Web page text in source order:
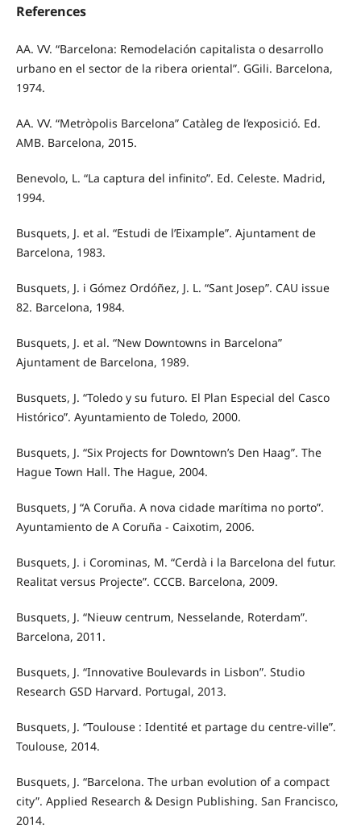
References
AA. VV. “Barcelona: Remodelación capitalista o desarrollo
urbano en el sector de la ribera oriental”. GGili. Barcelona,
1974.
AA. VV. “Metròpolis Barcelona” Catàleg de l’exposició. Ed.
AMB. Barcelona, 2015.
Benevolo, L. “La captura del infinito”. Ed. Celeste. Madrid,
1994.
Busquets, J. et al. “Estudi de l’Eixample”. Ajuntament de
Barcelona, 1983.
Busquets, J. i Gómez Ordóñez, J. L. “Sant Josep”. CAU issue
82. Barcelona, 1984.
Busquets, J. et al. “New Downtowns in Barcelona”
Ajuntament de Barcelona, 1989.
Busquets, J. “Toledo y su futuro. El Plan Especial del Casco
Histórico”. Ayuntamiento de Toledo, 2000.
Busquets, J. “Six Projects for Downtown’s Den Haag”. The
Hague Town Hall. The Hague, 2004.
Busquets, J “A Coruña. A nova cidade marítima no porto”.
Ayuntamiento de A Coruña - Caixotim, 2006.
Busquets, J. i Corominas, M. “Cerdà i la Barcelona del futur.
Realitat versus Projecte”. CCCB. Barcelona, 2009.
Busquets, J. “Nieuw centrum, Nesselande, Roterdam”.
Barcelona, 2011.
Busquets, J. “Innovative Boulevards in Lisbon”. Studio
Research GSD Harvard. Portugal, 2013.
Busquets, J. “Toulouse : Identité et partage du centre-ville”.
Toulouse, 2014.
Busquets, J. “Barcelona. The urban evolution of a compact
city”. Applied Research & Design Publishing. San Francisco,
2014.